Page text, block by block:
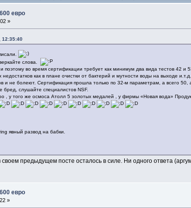
евро
»
12:35:40
слова.
и поэтому во время сертификации требует как минимум два вида тестов 42
как в плане очистки от бактерий и мутности воды на выходе
и не болеют. Сертификация прошла только по 32-м параметрам, а всего
слушайте специалистов NSF.
, у того же осмоса Атолл 5 золотых медалей , у фирмы «Новая вода»
явный развод на бабки.
своем предыдущем посте осталось в силе. Ни одного ответа
евро
»